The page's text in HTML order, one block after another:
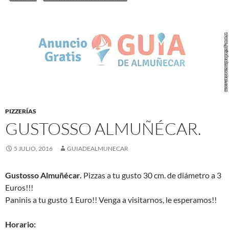
PIZZERÍAS
GUSTOSSO ALMUÑÉCAR.
5 JULIO, 2016 GUIADEALMUNECAR
Gustosso Almuñécar. Pizzas a tu gusto 30 cm. de diámetro a 3
Euros!!!
Paninis a tu gusto 1 Euro!! Venga a visitarnos, le esperamos!!
Horario: